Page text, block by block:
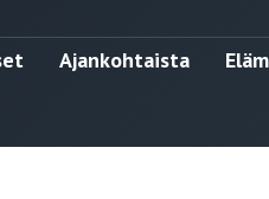
Ajankohtaista